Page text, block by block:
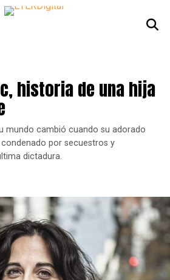
historia de una hija
mundo cambió cuando su adorado
por secuestros y
dictadura.